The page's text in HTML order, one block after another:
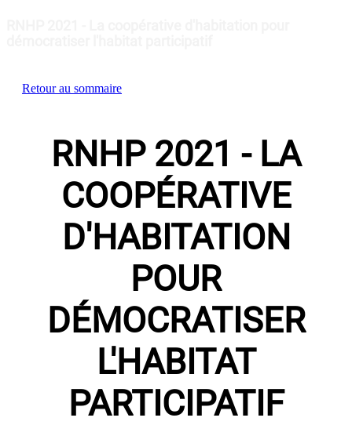
Retour au sommaire
RNHP 2021 - LA
COOPÉRATIVE
D'HABITATION
POUR
DÉMOCRATISER
L'HABITAT
PARTICIPATIF